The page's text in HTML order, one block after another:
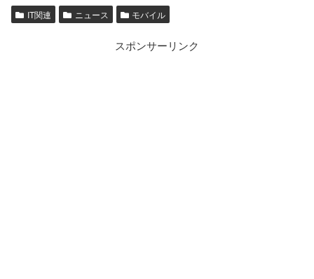
IT関連 ニュース モバイル
スポンサーリンク